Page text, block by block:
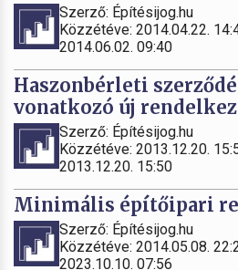
Szerző: Építésijog.hu
Közzétéve: 2014.04.22.
2014.06.02. 09:40
Haszonbérleti
vonatkozó új
Szerző: Építésijog.hu
Közzétéve: 2013.12.20.
2013.12.20. 15:50
Minimális építőipari
Szerző: Építésijog.hu
Közzétéve: 2014.05.08.
2023.10.10. 07:56